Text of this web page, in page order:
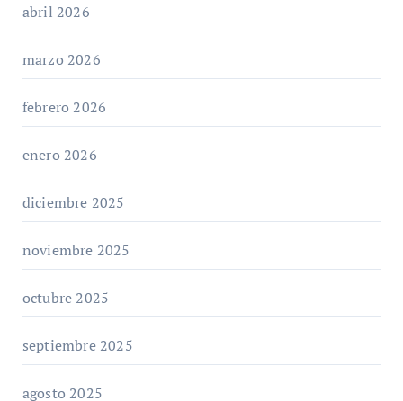
abril 2026
marzo 2026
febrero 2026
enero 2026
diciembre 2025
noviembre 2025
octubre 2025
septiembre 2025
agosto 2025